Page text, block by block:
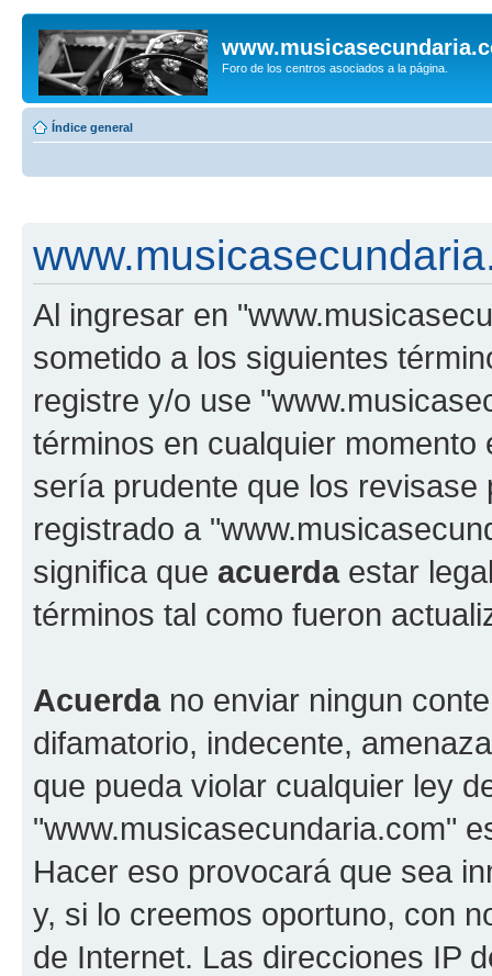
Foro de los centros asociados a la página.
Índice general
Al ingresar en
sometido a los siguientes
registre y/o use
términos en cualquier
sería prudente que los
registrado a
significa que acuerdaestar
términos tal como fueron
Acuerdano enviar ningun
difamatorio, indecente,
que pueda violar cualquier ley
"www.musicasecundaria.com"
Hacer eso provocará que sea
y, si lo creemos oportuno, con
de Internet. Las direcciones IP